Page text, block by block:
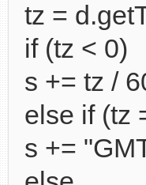
tz =
if (tz < 0)
s += tz /
else if (tz
s +=